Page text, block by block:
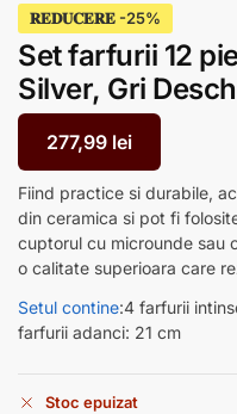
𝐑𝐄𝐃𝐔𝐂𝐄𝐑𝐄
Set farfurii 12
Silver, Gri
277,99 lei
Fiind practice si durabile,
din ceramica si pot fi
cuptorul cu microunde sau
o calitate superioara care
Setul contine:4 farfurii
farfurii adanci: 21 cm
Stoc epuizat